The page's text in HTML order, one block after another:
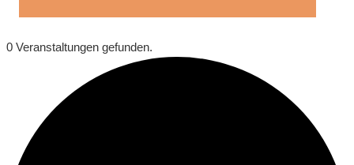
0 Veranstaltungen gefunden.